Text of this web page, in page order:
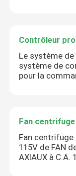
Contrôleur
Le système
système de
pour la
Fan
Fan
115V de FAN
AXIAUX à C.A.